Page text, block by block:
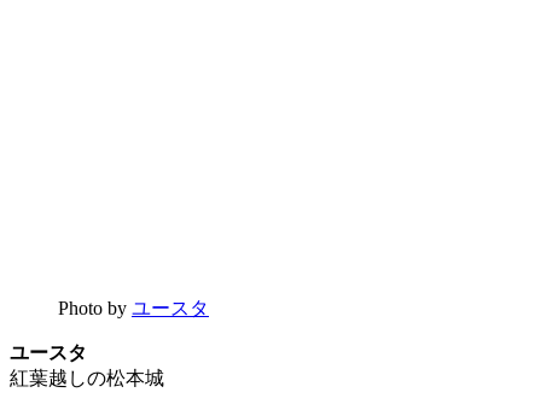
Photo by ユースタ
ユースタ
紅葉越しの松本城